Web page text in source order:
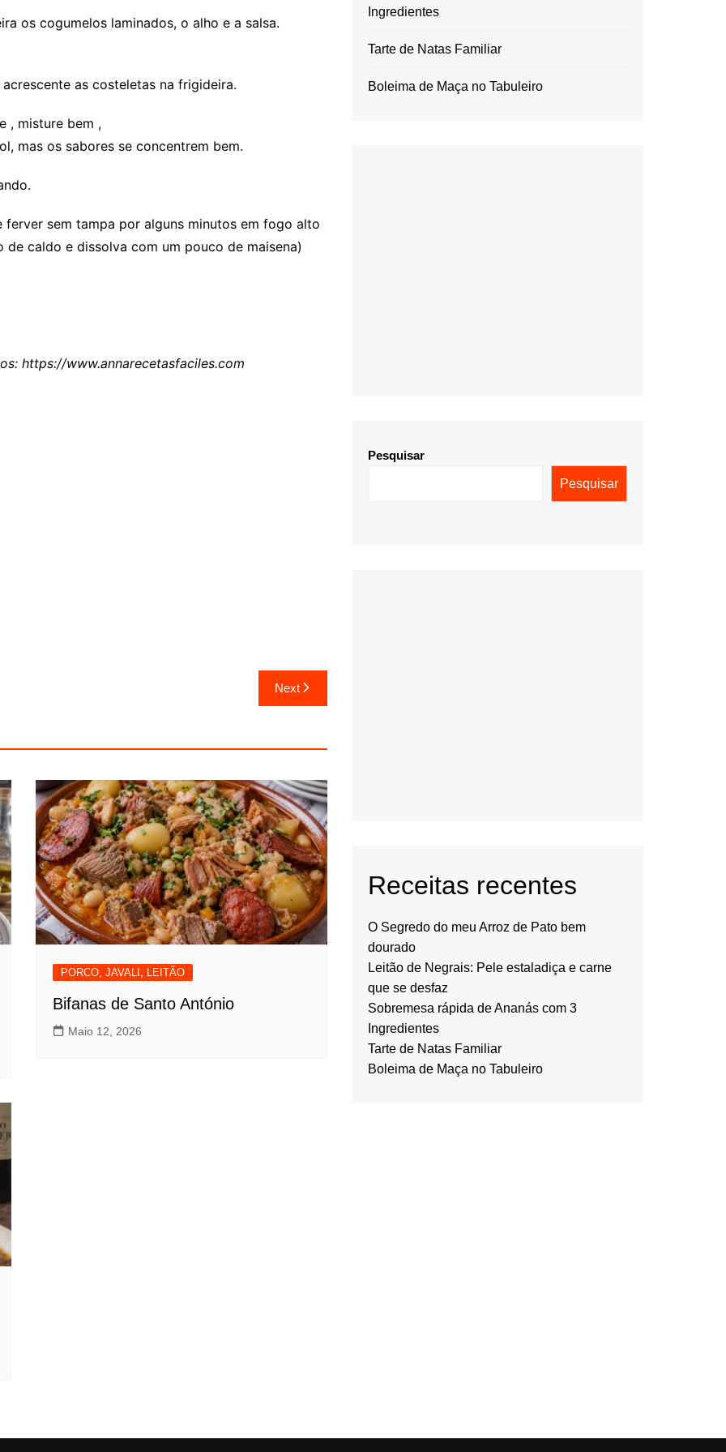
os cogumelos laminados, o alho e a salsa.
as costeletas na frigideira.
, misture bem ,
mas os sabores se concentrem bem.
sem tampa por alguns minutos em fogo alto
caldo e dissolva com um pouco de maisena)
https://www.annarecetasfaciles.com
Next
PORCO, JAVALI, LEITÃO
Bifanas de Santo António
Maio 12, 2026
Ingredientes
Tarte de Natas Familiar
Boleima de Maça no Tabuleiro
Pesquisar
Pesquisar
Receitas recentes
O Segredo do meu Arroz de Pato bem
dourado
Leitão de Negrais: Pele estaladiça e carne
que se desfaz
Sobremesa rápida de Ananás com 3
Ingredientes
Tarte de Natas Familiar
Boleima de Maça no Tabuleiro